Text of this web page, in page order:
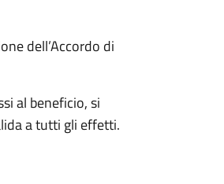
dell’Accordo di
al beneficio, si
a tutti gli effetti.